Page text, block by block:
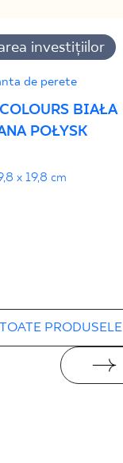
investițiilor
de perete
BIAŁA
POŁYSK
x 19,8 cm
TOATE PRODUSELE